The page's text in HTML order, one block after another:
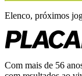
Elenco, próximos
Com mais de 56